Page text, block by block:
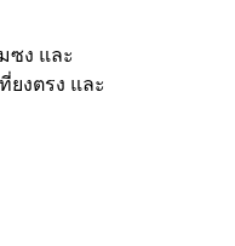
ซง และ
งตรง และ